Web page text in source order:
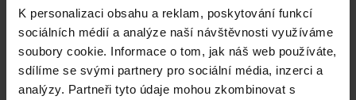
K personalizaci obsahu a reklam, poskytování funkcí
sociálních médií a analýze naší návštěvnosti využíváme
soubory cookie. Informace o tom, jak náš web používáte,
sdílíme se svými partnery pro sociální média, inzerci a
analýzy. Partneři tyto údaje mohou zkombinovat s
Do košíku
Zeptej se prodavače